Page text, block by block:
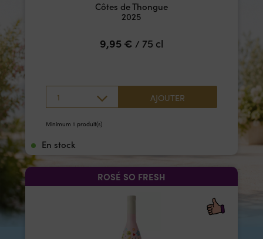
Côtes de Thongue
2025
9,95 € / 75 cl
1 AJOUTER
Minimum 1 produit(s)
En stock
ROSÉ SO FRESH